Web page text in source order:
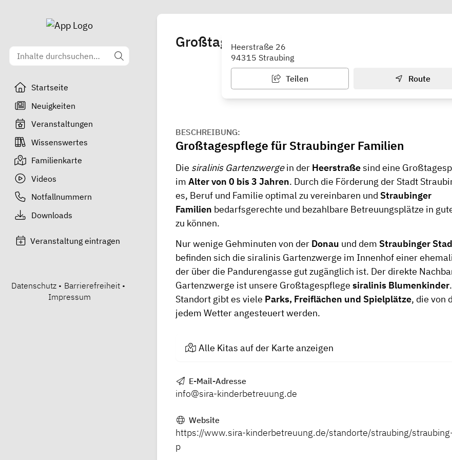
Startseite
Neuigkeiten
Veranstaltungen
Wissenswertes
Familienkarte
Videos
Notfallnummern
Downloads
Veranstaltung eintragen
Datenschutz • Barrierefreiheit •
Impressum
Großtagespflege siralinis Waldzwerge
Heerstraße 26
94315 Straubing
Teilen Route
BESCHREIBUNG:
Großtagespflege für Straubinger Familien
Die siralinis Gartenzwergein der Heerstraßesind eine
im Alter von 0 bis 3 Jahren. Durch die Förderung der Stadt
es, Beruf und Familie optimal zu vereinbaren und Straubinger
Familien bedarfsgerechte und bezahlbare Betreuungsplätze in
zu können.
Nur wenige Gehminuten von der Donau und dem Straubinger
befinden sich die siralinis Gartenzwerge im Innenhof einer
der über die Pandurengasse gut zugänglich ist. Der direkte
Gartenzwerge ist unsere Großtagespflege siralinis Blumenkinder
Standort gibt es viele Parks, Freiflächen und Spielplätze, die von
jedem Wetter angesteuert werden.
Alle Kitas auf der Karte anzeigen
E-Mail-Adresse
info@sira-kinderbetreuung.de
Website
https://www.sira-kinderbetreuung.de/standorte/straubing/
p